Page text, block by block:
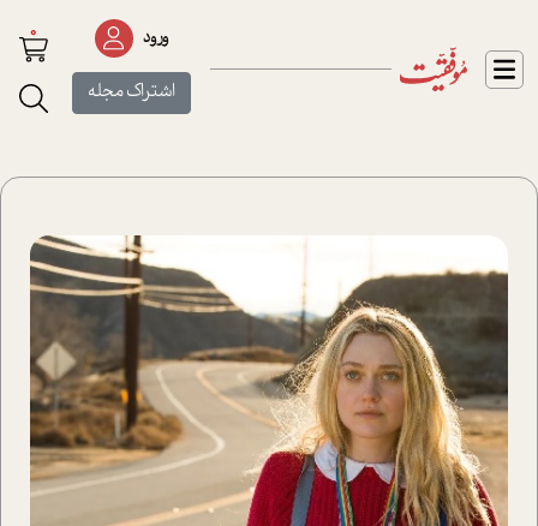
ورود
اشتراک مجله
0